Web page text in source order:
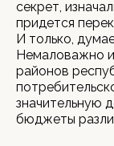
секрет,
придется
И только,
Немаловажно и
районов
значительную
бюджеты